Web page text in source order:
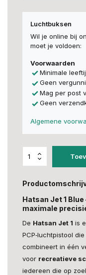
Luchtbuksen
Wil je online bij
moet je voldoen:
Voorwaarden
Minimale
Geen
Mag per post
Geen
Algemene
Hatsan Jet 1
maximale
De Hatsan Jet 1 is
PCP‑luchtpistool
combineert in één
voor recreatieve
iedereen die op